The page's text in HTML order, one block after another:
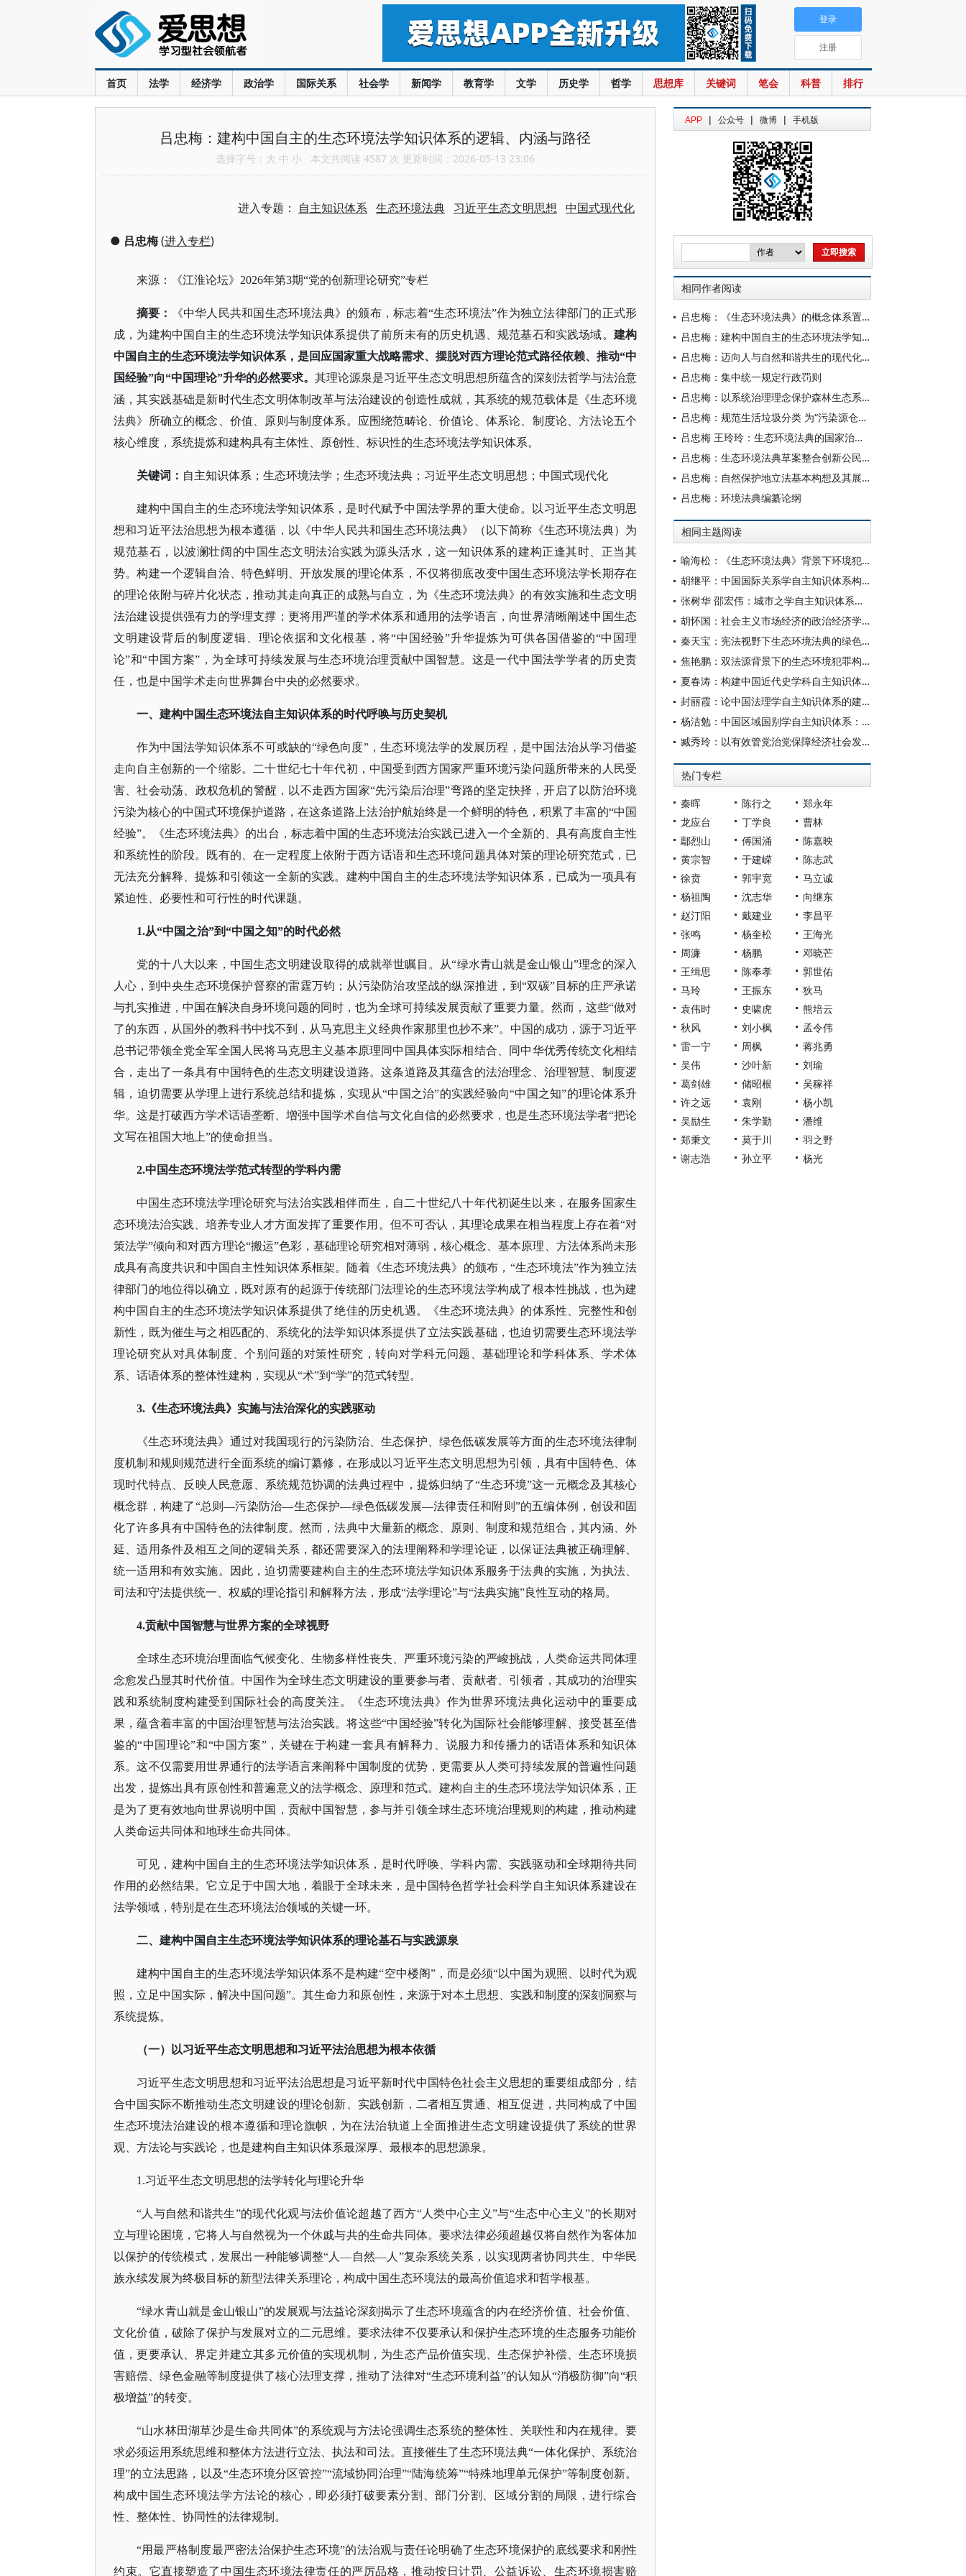
首页 法学 经济学 政治学 国际关系 社会学 新闻学 教育学 文学 历史学 哲学 思想库 关键词 笔会 科普 排行
登录
注册
吕忠梅：建构中国自主的生态环境法学知识体系的逻辑、内涵与路径
选择字号： 大 中 小 本文共阅读 4587 次 更新时间：2026-05-13 23:06
进入专题： 自主知识体系 生态环境法典 习近平生态文明思想 中国式现代化
● 吕忠梅(进入专栏)
来源：《江淮论坛》 2026年第3期“党的创新理论研究”专栏
摘要 ： 《中华人民共和国生态环境法典》的颁布，标志着“生态环境法”作为独立法律部门的正式形
成，为建构中国自主的生态环境法学知识体系提供了前所未有的历史机遇、规范基石和实践场域。 建构
中国自主的生态环境法学知识体系，是回应国家重大战略需求、摆脱对西方理论范式路径依赖、推动“中
国经验”向“中国理论”升华的必然要求。 其理论源泉是习近平生态文明思想所蕴含的深刻法哲学与法治意
涵，其实践基础是新时代生态文明体制改革与法治建设的创造性成就，其系统的规范载体是《生态环境
法典》所确立的概念、价值、原则与制度体系。应围绕范畴论、价值论、体系论、制度论、方法论五个
核心维度，系统提炼和建构具有主体性、原创性、标识性的生态环境法学知识体系。
关键词 ： 自主知识体系；生态环境法学；生态环境法典；习近平生态文明思想；中国式现代化
建构中国自主的生态环境法学知识体系，是时代赋予中国法学界的重大使命。以习近平生态文明思
想和习近平法治思想为根本遵循，以《中华人民共和国生态环境法典》（以下简称《生态环境法典）为
规范基石，以波澜壮阔的中国生态文明法治实践为源头活水，这一知识体系的建构正逢其时、正当其
势。构建一个逻辑自洽、特色鲜明、开放发展的理论体系，不仅将彻底改变中国生态环境法学长期存在
的理论依附与碎片化状态，推动其走向真正的成熟与自立，为《生态环境法典》的有效实施和生态文明
法治建设提供强有力的学理支撑；更将用严谨的学术体系和通用的法学语言，向世界清晰阐述中国生态
文明建设背后的制度逻辑、理论依据和文化根基，将“中国经验”升华提炼为可供各国借鉴的“中国理
论”和“中国方案”，为全球可持续发展与生态环境治理贡献中国智慧。这是一代中国法学学者的历史责
任，也是中国学术走向世界舞台中央的必然要求。
一、建构中国生态环境法自主知识体系的时代呼唤与历史契机
作为中国法学知识体系不可或缺的“绿色向度”，生态环境法学的发展历程，是中国法治从学习借鉴
走向自主创新的一个缩影。二十世纪七十年代初，中国受到西方国家严重环境污染问题所带来的人民受
害、社会动荡、政权危机的警醒，以不走西方国家“先污染后治理”弯路的坚定抉择，开启了以防治环境
污染为核心的中国式环境保护道路，在这条道路上法治护航始终是一个鲜明的特色，积累了丰富的“中国
经验”。《生态环境法典》的出台，标志着中国的生态环境法治实践已进入一个全新的、具有高度自主性
和系统性的阶段。既有的、在一定程度上依附于西方话语和生态环境问题具体对策的理论研究范式，已
无法充分解释、提炼和引领这一全新的实践。建构中国自主的生态环境法学知识体系，已成为一项具有
紧迫性、必要性和可行性的时代课题。
1.从“中国之治”到“中国之知”的时代必然
党的十八大以来，中国生态文明建设取得的成就举世瞩目。从“绿水青山就是金山银山”理念的深入
人心，到中央生态环境保护督察的雷霆万钧；从污染防治攻坚战的纵深推进，到“双碳”目标的庄严承诺
与扎实推进，中国在解决自身环境问题的同时，也为全球可持续发展贡献了重要力量。然而，这些“做对
了的东西，从国外的教科书中找不到，从马克思主义经典作家那里也抄不来”。中国的成功，源于习近平
总书记带领全党全军全国人民将马克思主义基本原理同中国具体实际相结合、同中华优秀传统文化相结
合，走出了一条具有中国特色的生态文明建设道路。这条道路及其蕴含的法治理念、治理智慧、制度逻
辑，迫切需要从学理上进行系统总结和提炼，实现从“中国之治”的实践经验向“中国之知”的理论体系升
华。这是打破西方学术话语垄断、增强中国学术自信与文化自信的必然要求，也是生态环境法学者“把论
文写在祖国大地上”的使命担当。
2.中国生态环境法学范式转型的学科内需
中国生态环境法学理论研究与法治实践相伴而生，自二十世纪八十年代初诞生以来，在服务国家生
态环境法治实践、培养专业人才方面发挥了重要作用。但不可否认，其理论成果在相当程度上存在着“对
策法学”倾向和对西方理论“搬运”色彩，基础理论研究相对薄弱，核心概念、基本原理、方法体系尚未形
成具有高度共识和中国自主性知识体系框架。随着《生态环境法典》的颁布，“生态环境法”作为独立法
律部门的地位得以确立，既对原有的起源于传统部门法理论的生态环境法学构成了根本性挑战，也为建
构中国自主的生态环境法学知识体系提供了绝佳的历史机遇。《生态环境法典》的体系性、完整性和创
新性，既为催生与之相匹配的、系统化的法学知识体系提供了立法实践基础，也迫切需要生态环境法学
理论研究从对具体制度、个别问题的对策性研究，转向对学科元问题、基础理论和学科体系、学术体
系、话语体系的整体性建构，实现从“术”到“学”的范式转型。
3.《生态环境法典》实施与法治深化的实践驱动
《生态环境法典》通过对我国现行的污染防治、生态保护、绿色低碳发展等方面的生态环境法律制
度机制和规则规范进行全面系统的编订纂修，在形成以习近平生态文明思想为引领，具有中国特色、体
现时代特点、反映人民意愿、系统规范协调的法典过程中，提炼归纳了“生态环境”这一元概念及其核心
概念群，构建了“总则—污染防治—生态保护—绿色低碳发展—法律责任和附则”的五编体例，创设和固
化了许多具有中国特色的法律制度。然而，法典中大量新的概念、原则、制度和规范组合，其内涵、外
延、适用条件及相互之间的逻辑关系，都还需要深入的法理阐释和学理论证，以保证法典被正确理解、
统一适用和有效实施。因此，迫切需要建构自主的生态环境法学知识体系服务于法典的实施，为执法、
司法和守法提供统一、权威的理论指引和解释方法，形成“法学理论”与“法典实施”良性互动的格局。
4.贡献中国智慧与世界方案的全球视野
全球生态环境治理面临气候变化、生物多样性丧失、严重环境污染的严峻挑战，人类命运共同体理
念愈发凸显其时代价值。中国作为全球生态文明建设的重要参与者、贡献者、引领者，其成功的治理实
践和系统制度构建受到国际社会的高度关注。《生态环境法典》作为世界环境法典化运动中的重要成
果，蕴含着丰富的中国治理智慧与法治实践。将这些“中国经验”转化为国际社会能够理解、接受甚至借
鉴的“中国理论”和“中国方案”，关键在于构建一套具有解释力、说服力和传播力的话语体系和知识体
系。这不仅需要用世界通行的法学语言来阐释中国制度的优势，更需要从人类可持续发展的普遍性问题
出发，提炼出具有原创性和普遍意义的法学概念、原理和范式。建构自主的生态环境法学知识体系，正
是为了更有效地向世界说明中国，贡献中国智慧，参与并引领全球生态环境治理规则的构建，推动构建
人类命运共同体和地球生命共同体。
可见，建构中国自主的生态环境法学知识体系，是时代呼唤、学科内需、实践驱动和全球期待共同
作用的必然结果。它立足于中国大地，着眼于全球未来，是中国特色哲学社会科学自主知识体系建设在
法学领域，特别是在生态环境法治领域的关键一环。
二、建构中国自主生态环境法学知识体系的理论基石与实践源泉
建构中国自主的生态环境法学知识体系不是构建“空中楼阁”，而是必须“以中国为观照、以时代为观
照，立足中国实际，解决中国问题”。其生命力和原创性，来源于对本土思想、实践和制度的深刻洞察与
系统提炼。
（一）以习近平生态文明思想和习近平法治思想为根本依循
习近平生态文明思想和习近平法治思想是习近平新时代中国特色社会主义思想的重要组成部分，结
合中国实际不断推动生态文明建设的理论创新、实践创新，二者相互贯通、相互促进，共同构成了中国
生态环境法治建设的根本遵循和理论旗帜，为在法治轨道上全面推进生态文明建设提供了系统的世界
观、方法论与实践论，也是建构自主知识体系最深厚、最根本的思想源泉。
1.习近平生态文明思想的法学转化与理论升华
“人与自然和谐共生”的现代化观与法价值论超越了西方“人类中心主义”与“生态中心主义”的长期对
立与理论困境，它将人与自然视为一个休戚与共的生命共同体。要求法律必须超越仅将自然作为客体加
以保护的传统模式，发展出一种能够调整“人—自然—人”复杂系统关系，以实现两者协同共生、中华民
族永续发展为终极目标的新型法律关系理论，构成中国生态环境法的最高价值追求和哲学根基。
“绿水青山就是金山银山”的发展观与法益论深刻揭示了生态环境蕴含的内在经济价值、社会价值、
文化价值，破除了保护与发展对立的二元思维。要求法律不仅要承认和保护生态环境的生态服务功能价
值，更要承认、界定并建立其多元价值的实现机制，为生态产品价值实现、生态保护补偿、生态环境损
害赔偿、绿色金融等制度提供了核心法理支撑，推动了法律对“生态环境利益”的认知从“消极防御”向“积
极增益”的转变。
“山水林田湖草沙是生命共同体”的系统观与方法论强调生态系统的整体性、关联性和内在规律。要
求必须运用系统思维和整体方法进行立法、执法和司法。直接催生了生态环境法典“一体化保护、系统治
理”的立法思路，以及“生态环境分区管控”“流域协同治理”“陆海统筹”“特殊地理单元保护”等制度创新。
构成中国生态环境法学方法论的核心，即必须打破要素分割、部门分割、区域分割的局限，进行综合
性、整体性、协同性的法律规制。
“用最严格制度最严密法治保护生态环境”的法治观与责任论明确了生态环境保护的底线要求和刚性
约束。它直接塑造了中国生态环境法律责任的严厉品格，推动按日计罚、公益诉讼、生态环境损害赔
APP | 公众号 | 微博 | 手机版
相同作者阅读
吕忠梅：《生态环境法典》的概念体系置换与话语体系建构
吕忠梅：建构中国自主的生态环境法学知识体系的逻辑、内涵与路径
吕忠梅：迈向人与自然和谐共生的现代化的法治里程碑
吕忠梅：集中统一规定行政罚则
吕忠梅：以系统治理理念保护森林生态系统
吕忠梅：规范生活垃圾分类 为“污染源仓库”减负
吕忠梅 王玲玲：生态环境法典的国家治理功能研究
吕忠梅：生态环境法典草案整合创新公民环境权利和义务
吕忠梅：自然保护地立法基本构想及其展开
吕忠梅：环境法典编纂论纲
相同主题阅读
喻海松：《生态环境法典》背景下环境犯罪惩防结合刑事政策的确立
胡继平：中国国际关系学自主知识体系构建的时代转向
张树华 邵宏伟：城市之学自主知识体系正在加快形成
胡怀国：社会主义市场经济的政治经济学解析
秦天宝：宪法视野下生态环境法典的绿色发展原则
焦艳鹏：双法源背景下的生态环境犯罪构成要件要素
夏春涛：构建中国近代史学科自主知识体系刍议
封丽霞：论中国法理学自主知识体系的建构
杨洁勉：中国区域国别学自主知识体系：本原、借鉴和建构
臧秀玲：以有效管党治党保障经济社会发展的历程与经验
热门专栏
秦晖 陈行之
郑永年
龙应台
丁学良
曹林
鄢烈山
傅国涌
陈嘉映
黄宗智
于建嵘
陈志武
徐贲
郭宇宽
马立诚
杨祖陶
沈志华
向继东
赵汀阳
戴建业
李昌平
张鸣
杨奎松
王海光
周濂
杨鹏
邓晓芒
王缉思
陈奉孝
郭世佑
马玲
王振东
狄马
袁伟时
史啸虎
熊培云
秋风
刘小枫
孟令伟
雷一宁
周枫
蒋兆勇
吴伟
沙叶新
刘瑜
葛剑雄
储昭根
吴稼祥
许之远
袁刚
杨小凯
吴励生
朱学勤
潘维
郑秉文
莫于川
羽之野
谢志浩
孙立平 杨光